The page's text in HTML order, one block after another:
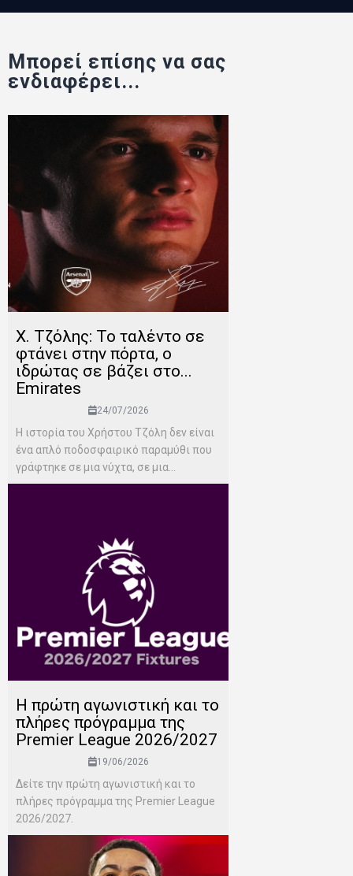
Μπορεί επίσης να σας
ενδιαφέρει...
Χ. Τζόλης: Το ταλέντο σε
φτάνει στην πόρτα, ο
ιδρώτας σε βάζει στο...
Emirates
24/07/2026
Η ιστορία του Χρήστου Τζόλη δεν είναι
ένα απλό ποδοσφαιρικό παραμύθι που
γράφτηκε σε μια νύχτα, σε μια...
H πρώτη αγωνιστική και το
πλήρες πρόγραμμα της
Premier League 2026/2027
19/06/2026
Δείτε την πρώτη αγωνιστική και το
πλήρες πρόγραμμα της Premier League
2026/2027.